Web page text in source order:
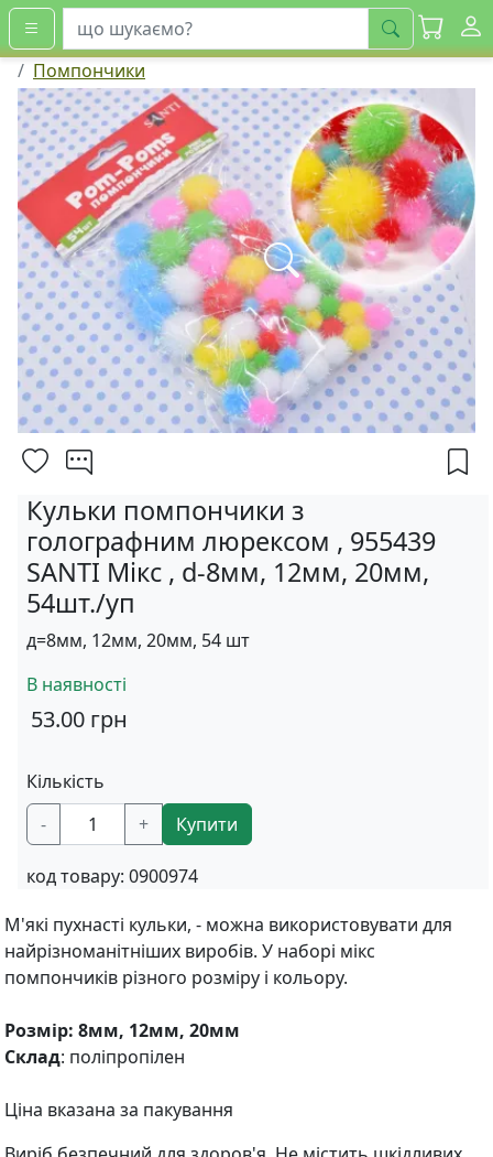
шукати
Помпончики
Кульки помпончики з
голографним люрексом , 955439
SANTI Мікс , d-8мм, 12мм, 20мм,
54шт./уп
д=8мм, 12мм, 20мм, 54 шт
В наявності
53.00 грн
Кількість
-
+ Купити
код товару: 0900974
М'які пухнасті кульки, - можна використовувати для
найрізноманітніших виробів. У наборі мікс
помпончиків різного розміру і кольору.
Розмір: 8мм, 12мм, 20мм
Склад: поліпропілен
Ціна вказана за пакування